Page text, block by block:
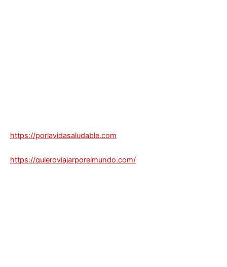
https://porlavidasaludable.com
https://quieroviajarporelmundo.com/